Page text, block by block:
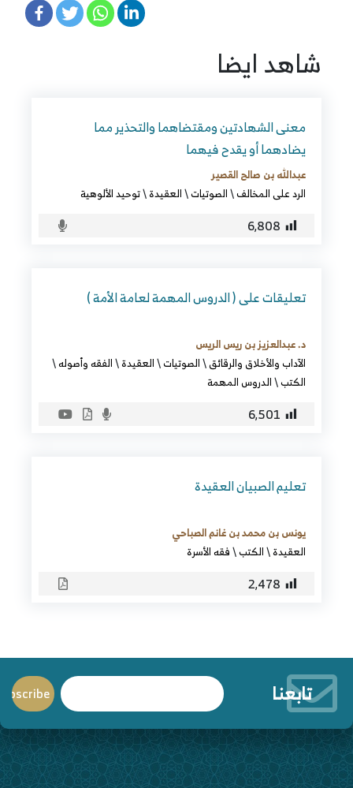
شاهد ايضا
معنى الشهادتين ومقتضاهما والتحذير مما
يضادهما أو يقدح فيهما
عبدالله بن صالح القصير
الرد على المخالف\الصوتيات\العقيدة\توحيد الألوهية
6٬808
تعليقات على ( الدروس المهمة لعامة الأمة )
د. عبدالعزيز بن ريس الريس
الآداب والأخلاق والرقائق\الصوتيات\العقيدة\الفقه وأصوله\
الكتب\الدروس المهمة
6٬501
تعليم الصبيان العقيدة
يونس بن محمد بن غانم الصباحي
العقيدة\الكتب\فقه الأسرة
2٬478
تابعنا